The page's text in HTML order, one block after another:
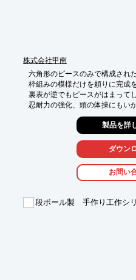
株式会社甲南
六角形のピースのみで構成され
枠組みの模様だけを頼りに完成
裏表が逆でもピースがはまって
忍耐力の強化、頭の体操にもい
ビート板などに使われている軽
体の粉砕チップを撹拌・成型し
チップの織り成す発色鮮やかな
りません。遊んだあとはウォー
ただくのもおすすめです。
是非お問い合わせください。
製品を詳
ダウン
お問い
段ボール製 手作り工作シ